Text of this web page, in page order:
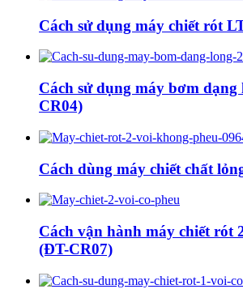
Cách sử dụng máy chiết rót
Cách sử dụng máy bơm
CR04)
Cách dùng máy chiết chất
Cách vận hành máy chiết rót
(ĐT-CR07)